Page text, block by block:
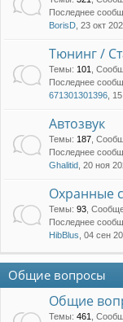
Последнее
BorisD , 23 окт
Тюнинг /
Темы: 101
Последнее
671301301396 ,
Автозвук
Темы: 187
Последнее
Ghalitid , 20 ноя
Охранные
Темы: 93
Последнее
HibBlus , 04 сен
Общие вопросы
Общие
Темы: 461